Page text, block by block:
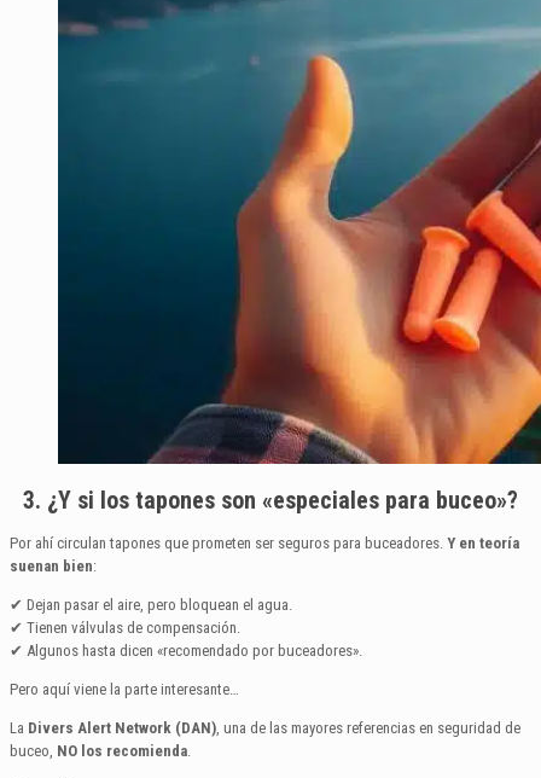
3. ¿Y si los tapones son «especiales para buceo»?
Por ahí circulan tapones que prometen ser seguros para buceadores. Y en teoría
suenan bien:
✔ Dejan pasar el aire, pero bloquean el agua.
✔ Tienen válvulas de compensación.
✔ Algunos hasta dicen «recomendado por buceadores».
Pero aquí viene la parte interesante…
La Divers Alert Network (DAN) , una de las mayores referencias en seguridad de
buceo, NO los recomienda